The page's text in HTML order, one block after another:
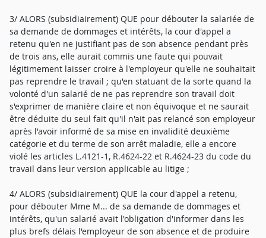
3/ ALORS (subsidiairement) QUE pour débouter la salariée de
sa demande de dommages et intérêts, la cour d'appel a
retenu qu'en ne justifiant pas de son absence pendant près
de trois ans, elle aurait commis une faute qui pouvait
légitimement laisser croire à l'employeur qu'elle ne souhaitait
pas reprendre le travail ; qu'en statuant de la sorte quand la
volonté d'un salarié de ne pas reprendre son travail doit
s'exprimer de manière claire et non équivoque et ne saurait
être déduite du seul fait qu'il n'ait pas relancé son employeur
après l'avoir informé de sa mise en invalidité deuxième
catégorie et du terme de son arrêt maladie, elle a encore
violé les articles L.4121-1, R.4624-22 et R.4624-23 du code du
travail dans leur version applicable au litige ;
4/ ALORS (subsidiairement) QUE la cour d'appel a retenu,
pour débouter Mme M... de sa demande de dommages et
intérêts, qu'un salarié avait l'obligation d'informer dans les
plus brefs délais l'employeur de son absence et de produire